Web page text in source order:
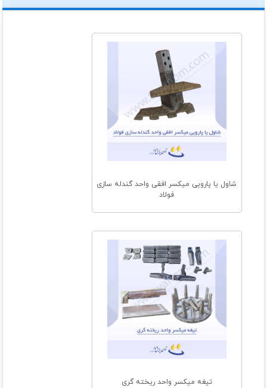
شاول یا پارویی میکسر افقی واحد گندله سازی
فولاد
تیغه میکسر واحد ریخته گری